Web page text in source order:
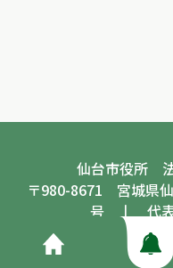
仙台市役所
〒980-8671 宮城県
号 丨 代表